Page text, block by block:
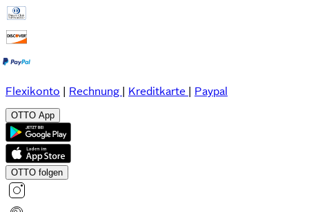
Flexikonto Rechnung Kreditkarte Paypal
OTTO App
OTTO folgen